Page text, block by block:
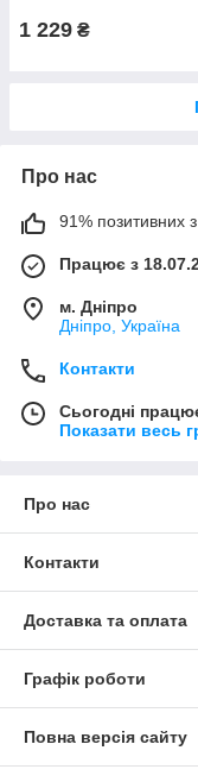
1 229 ₴
Про нас
91% позитивних з
Працює з
м. Дніпро
Дніпро, Україна
Контакти
Сьогодні
Показати весь
Про нас
Контакти
Доставка та оплата
Графік роботи
Повна версія сайту